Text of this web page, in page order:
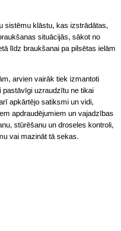
sistēmu klāstu, kas izstrādātas,
situācijās, sākot no
līdz braukšanai pa pilsētas ielām
arvien vairāk tiek izmantoti
uzraudzītu ne tikai
apkārtējo satiksmi un vidi,
apdraudējumiem un vajadzības
stūrēšanu un droseles kontroli,
vai mazināt tā sekas.